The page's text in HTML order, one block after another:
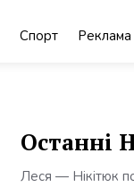
Спорт Реклама
Останні
Леся — Нікітюк